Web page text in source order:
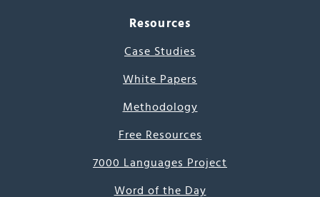
Resources
Case Studies
White Papers
Methodology
Free Resources
7000 Languages Project
Word of the Day